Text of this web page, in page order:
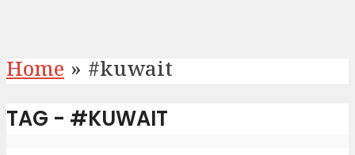
Home » #kuwait
TAG - #KUWAIT